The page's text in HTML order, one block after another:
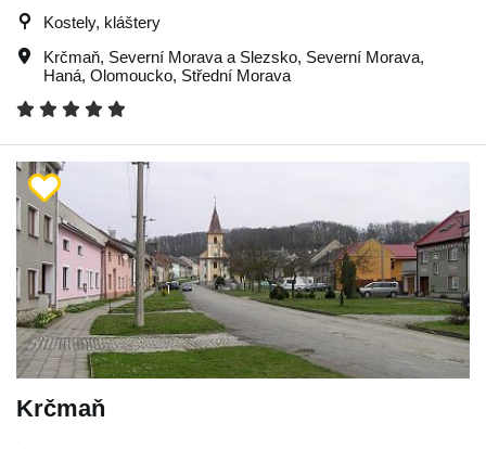
Kostely, kláštery
Krčmaň, Severní Morava a Slezsko, Severní Morava,
Haná, Olomoucko, Střední Morava
Krčmaň